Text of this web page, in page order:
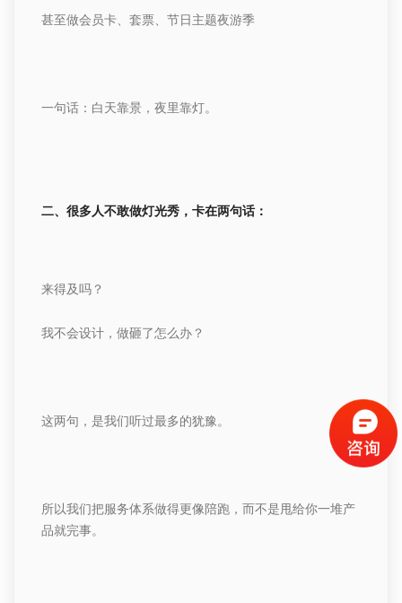
甚至做会员卡、套票、节日主题夜游季
一句话：白天靠景，夜里靠灯。
二、很多人不敢做灯光秀，卡在两句话：
来得及吗？
我不会设计，做砸了怎么办？
这两句，是我们听过最多的犹豫。
所以我们把服务体系做得更像陪跑，而不是甩给你一堆产
品就完事。